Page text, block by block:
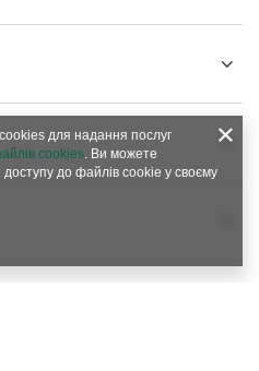
для надання послуг
cookies. Ви можете
до файлів cookie у своєму